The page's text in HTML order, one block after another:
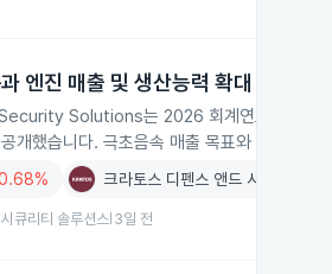
엔진 매출 및 생산능력 확대 계획
Solutions는 2026 회계연도 2분기 실
개했습니다. 극초음속 매출 목표와 인디애나
크라토스 디펜스 앤드 시큐리티 솔
큐리티 솔루션스 3일 전